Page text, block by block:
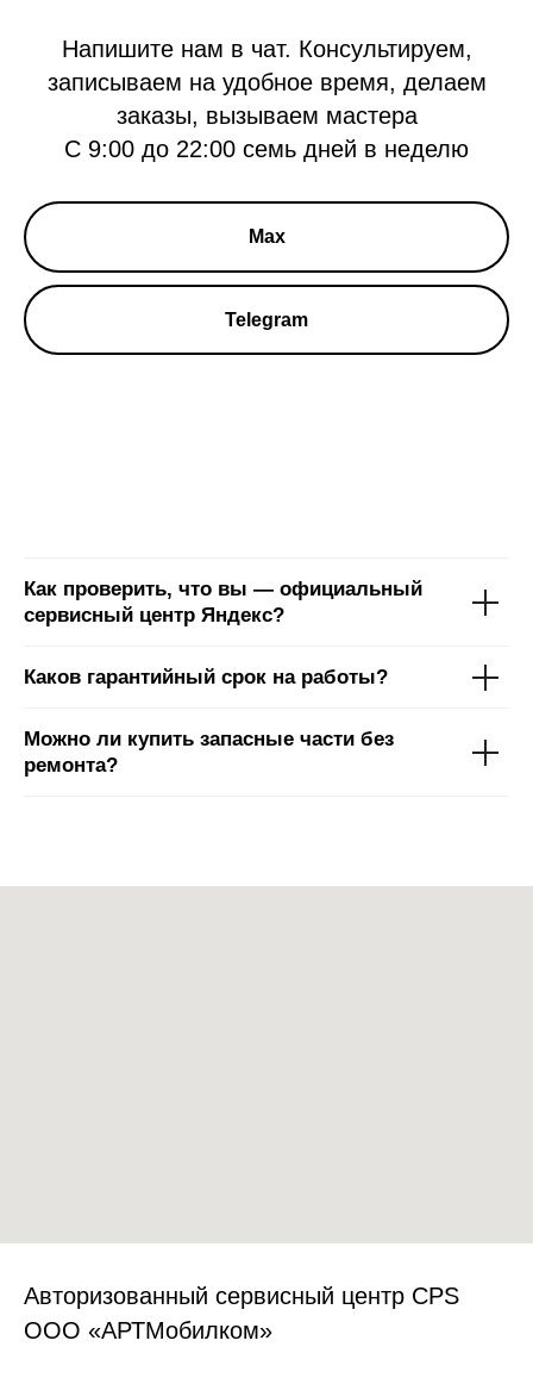
Напишите нам в чат. Консультируем,
записываем на удобное время, делаем
заказы, вызываем мастера
С 9:00 до 22:00 семь дней в неделю
Max
Telegram
Как проверить, что вы — официальный
сервисный центр Яндекс?
Каков гарантийный срок на работы?
Можно ли купить запасные части без
ремонта?
Авторизованный сервисный центр CPS
ООО «АРТМобилком»